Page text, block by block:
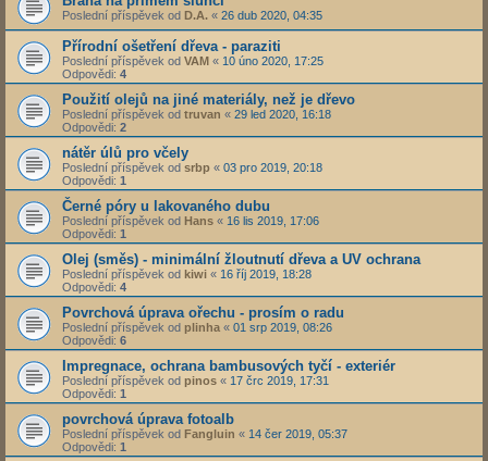
Poslední příspěvek od D.A. « 26 dub 2020, 04:35
Přírodní ošetření dřeva - paraziti
Poslední příspěvek od VAM « 10 úno 2020, 17:25
Odpovědi: 4
Použití olejů na jiné materiály, než je dřevo
Poslední příspěvek od truvan « 29 led 2020, 16:18
Odpovědi: 2
nátěr úlů pro včely
Poslední příspěvek od srbp « 03 pro 2019, 20:18
Odpovědi: 1
Černé póry u lakovaného dubu
Poslední příspěvek od Hans « 16 lis 2019, 17:06
Odpovědi: 1
Olej (směs) - minimální žloutnutí dřeva a UV ochrana
Poslední příspěvek od kiwi « 16 říj 2019, 18:28
Odpovědi: 4
Povrchová úprava ořechu - prosím o radu
Poslední příspěvek od plinha « 01 srp 2019, 08:26
Odpovědi: 6
Impregnace, ochrana bambusových tyčí - exteriér
Poslední příspěvek od pinos « 17 črc 2019, 17:31
Odpovědi: 1
povrchová úprava fotoalb
Poslední příspěvek od Fangluin « 14 čer 2019, 05:37
Odpovědi: 1